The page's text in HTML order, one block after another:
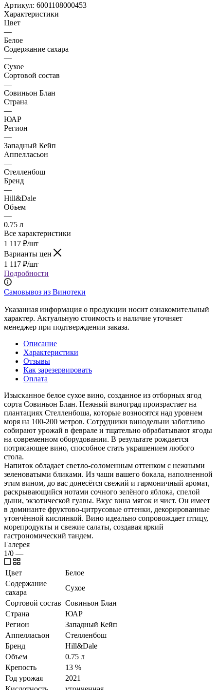
Артикул: 6001108000453
Характеристики
Цвет
—
Белое
Содержание сахара
—
Сухое
Сортовой состав
—
Совиньон Блан
Страна
—
ЮАР
Регион
—
Западный Кейп
Аппелласьон
—
Стелленбош
Бренд
—
Hill&Dale
Объем
—
0.75 л
Все характеристики
1 117 ₽/шт
Варианты цен
1 117 ₽/шт
Подробности
Самовывоз из Винотеки
Указанная информация о продукции носит ознакомительный
характер. Актуальную стоимость и наличие уточняет
менеджер при подтверждении заказа.
Описание
Характеристики
Отзывы
Как зарезервировать
Оплата
Изысканное белое сухое вино, созданное из отборных ягод
сорта Совиньон Блан. Нежный виноград произрастает на
плантациях Стелленбоша, которые возносятся над уровнем
моря на 100-200 метров. Сотрудники винодельни заботливо
собирают урожай в феврале и тщательно обрабатывают ягоды
на современном оборудовании. В результате рождается
потрясающее вино, способное стать украшением любого
стола.
Напиток обладает светло-соломенным оттенком с нежными
зеленоватыми бликами. Из чаши вашего бокала, наполненной
этим вином, до вас донесётся свежий и гармоничный аромат,
раскрывающийся нотами сочного зелёного яблока, спелой
дыни, экзотической гуавы. Вкус вина мягок и чист. Он имеет
в доминанте фруктово-цитрусовые оттенки, декорированные
утончённой кислинкой. Вино идеально сопровождает птицу,
морепродукты и свежие салаты, создавая яркий
гастрономический тандем.
Галерея
1/0 —
Цвет
Белое
Содержание
сахара
Сухое
Сортовой состав Совиньон Блан
Страна
ЮАР
Регион
Западный Кейп
Аппелласьон
Стелленбош
Бренд
Hill&Dale
Объем
0.75 л
Крепость
13 %
Год урожая
2021